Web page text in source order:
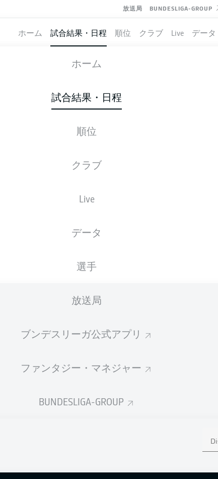
放送局 BUNDESLIGA-GROUP
ホーム 試合結果・日程 順位 クラブ Live データ
ホーム
試合結果・日程
順位
クラブ
Live
データ
選手
放送局
ブンデスリーガ公式アプリ
ファンタジー・マネジャー
BUNDESLIGA-GROUP
HOLSTEIN KIEL HANNOVER
スターティングメンバー
XGOALS